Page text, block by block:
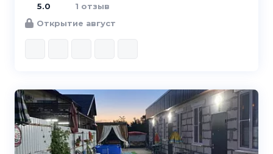
5.0
1 отзыв
Открытие август